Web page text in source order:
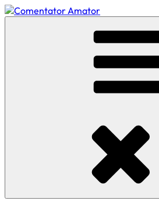
Skip
to